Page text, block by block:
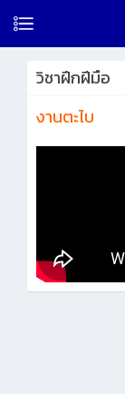
วิชาฝึกฝีมือ
งานตะไบ